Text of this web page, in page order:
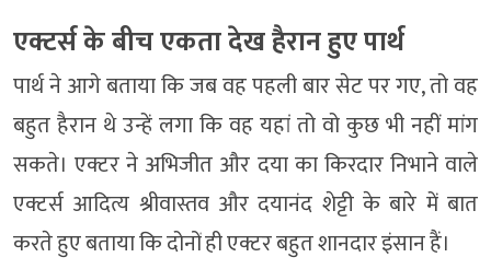
एक्टर्स के बीच एकता देख हैरान हुए पार्थ
पार्थ ने आगे बताया कि जब वह पहली बार सेट पर गए, तो वह
बहुत हैरान थे उन्हें लगा कि वह यहां तो वो कुछ भी नहीं मांग
सकते। एक्टर ने अभिजीत और दया का किरदार निभाने वाले
एक्टर्स आदित्य श्रीवास्तव और दयानंद शेट्टी के बारे में बात
करते हुए बताया कि दोनों ही एक्टर बहुत शानदार इंसान हैं।